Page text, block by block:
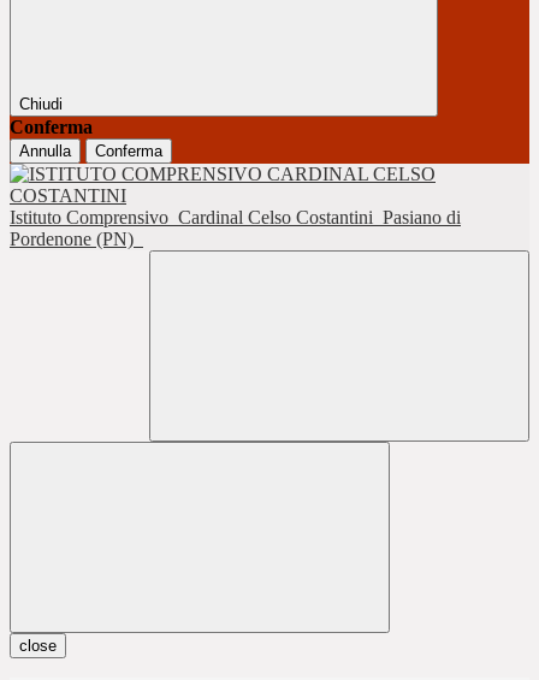
Chiudi
Conferma
Annulla Conferma
Istituto Comprensivo Cardinal Celso Costantini Pasiano di
Pordenone (PN)
close